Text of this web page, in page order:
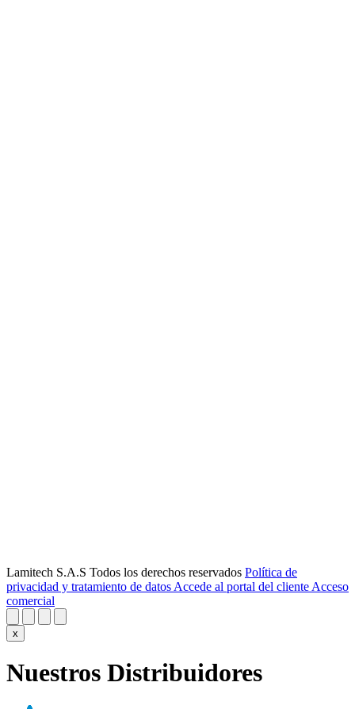
Lamitech S.A.S Todos los derechos reservados Política de
privacidad y tratamiento de datos Accede al portal del cliente Acceso
comercial
x
Nuestros Distribuidores